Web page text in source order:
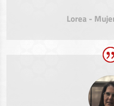
Lorea -